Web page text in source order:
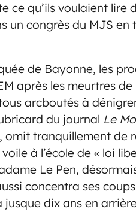
ce qu’ils voulaient lire
un congrès du MJS
de Bayonne, les
après les meurtres
arcboutés à
du journal Le
tranquillement de
à l’école de « loi
Le Pen,
concentra ses
jusque dix ans en